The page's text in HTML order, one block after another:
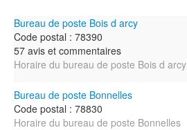
Bureau de poste Bois d arcy
Code postal : 78390
57 avis et commentaires
Horaire du bureau de poste Bois d arcy
Bureau de poste Bonnelles
Code postal : 78830
Horaire du bureau de poste Bonnelles